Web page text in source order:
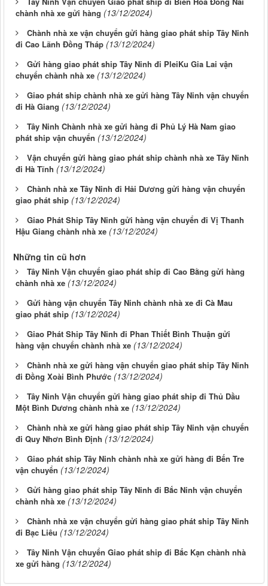
chành nhà xe gửi hàng (13/12/2024)
Chành nhà xe vận chuyển gửi hàng giao phát ship Tây Ninh
đi Cao Lãnh Đồng Tháp (13/12/2024)
Gửi hàng giao phát ship Tây Ninh đi PleiKu Gia Lai vận
chuyển chành nhà xe (13/12/2024)
Giao phát ship chành nhà xe gửi hàng Tây Ninh vận chuyển
đi Hà Giang (13/12/2024)
Tây Ninh Chành nhà xe gửi hàng đi Phủ Lý Hà Nam giao
phát ship vận chuyển (13/12/2024)
Vận chuyển gửi hàng giao phát ship chành nhà xe Tây Ninh
đi Hà Tĩnh (13/12/2024)
Chành nhà xe Tây Ninh đi Hải Dương gửi hàng vận chuyển
giao phát ship (13/12/2024)
Giao Phát Ship Tây Ninh gửi hàng vận chuyển đi Vị Thanh
Hậu Giang chành nhà xe (13/12/2024)
Những tin cũ hơn
Tây Ninh Vận chuyển giao phát ship đi Cao Bằng gửi hàng
chành nhà xe (13/12/2024)
Gửi hàng vận chuyển Tây Ninh chành nhà xe đi Cà Mau
giao phát ship (13/12/2024)
Giao Phát Ship Tây Ninh đi Phan Thiết Bình Thuận gửi
hàng vận chuyển chành nhà xe (13/12/2024)
Chành nhà xe gửi hàng vận chuyển giao phát ship Tây Ninh
đi Đồng Xoài Bình Phước (13/12/2024)
Tây Ninh Vận chuyển gửi hàng giao phát ship đi Thủ Dầu
Một Bình Dương chành nhà xe (13/12/2024)
Chành nhà xe gửi hàng giao phát ship Tây Ninh vận chuyển
đi Quy Nhơn Bình Định (13/12/2024)
Giao phát ship Tây Ninh chành nhà xe gửi hàng đi Bến Tre
vận chuyển (13/12/2024)
Gửi hàng giao phát ship Tây Ninh đi Bắc Ninh vận chuyển
chành nhà xe (13/12/2024)
Chành nhà xe vận chuyển gửi hàng giao phát ship Tây Ninh
đi Bạc Liêu (13/12/2024)
Tây Ninh Vận chuyển Giao phát ship đi Bắc Kạn chành nhà
xe gửi hàng (13/12/2024)